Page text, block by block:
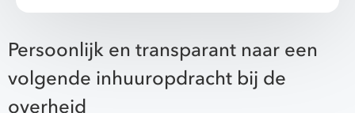
Persoonlijk en transparant naar een
volgende inhuuropdracht bij de
overheid